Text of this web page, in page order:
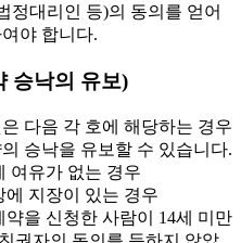
정대리인 등)의 동의를 얻어
야 합니다.
승낙의 유보)
다음 각 호에 해당하는 경우
승낙을 유보할 수 있습니다.
여유가 없는 경우
에 지장이 있는 경우
약을 신청한 사람이 14세 미만